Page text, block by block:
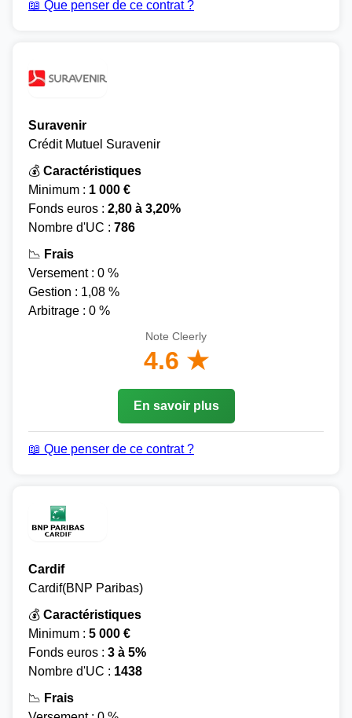
📖 Que penser de ce contrat ?
Suravenir
Crédit Mutuel Suravenir
💰 Caractéristiques
Minimum : 1 000 €
Fonds euros : 2,80 à 3,20%
Nombre d'UC : 786
📉 Frais
Versement : 0 %
Gestion : 1,08 %
Arbitrage : 0 %
Note Cleerly
4.6 ★
En savoir plus
📖 Que penser de ce contrat ?
Cardif
Cardif(BNP Paribas)
💰 Caractéristiques
Minimum : 5 000 €
Fonds euros : 3 à 5%
Nombre d'UC : 1438
📉 Frais